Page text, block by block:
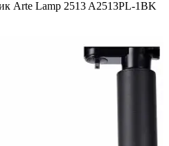
Arte Lamp 2513 A2513PL-1BK